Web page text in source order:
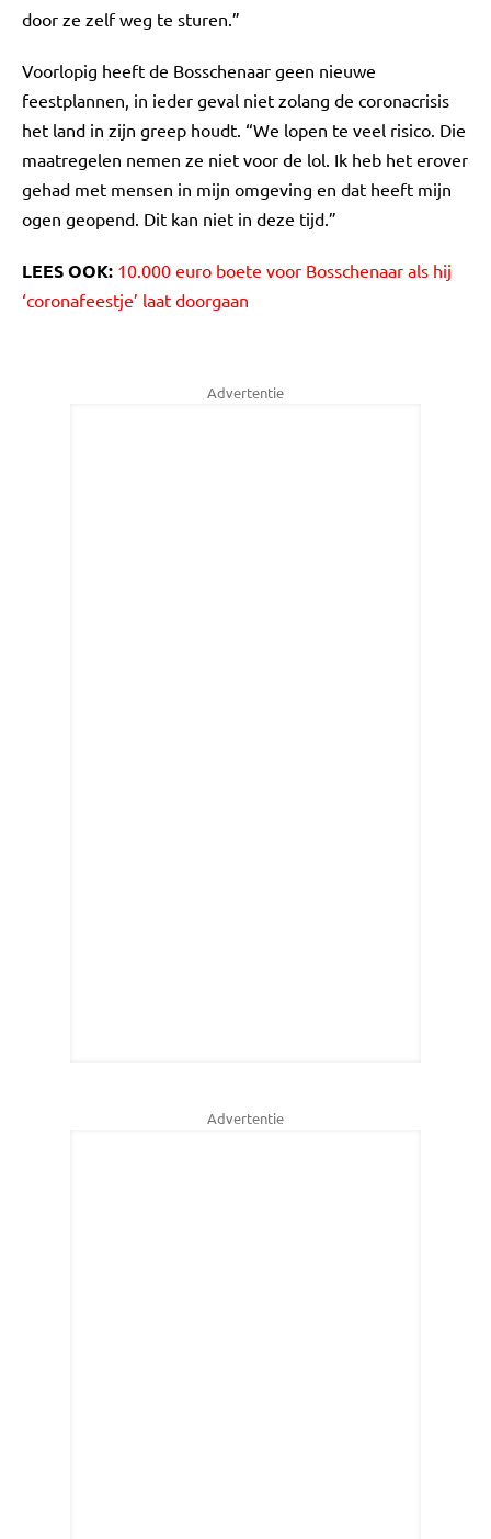
door ze zelf weg te sturen.”
Voorlopig heeft de Bosschenaar geen nieuwe
feestplannen, in ieder geval niet zolang de coronacrisis
het land in zijn greep houdt. “We lopen te veel risico. Die
maatregelen nemen ze niet voor de lol. Ik heb het erover
gehad met mensen in mijn omgeving en dat heeft mijn
ogen geopend. Dit kan niet in deze tijd.”
LEES OOK: 10.000 euro boete voor Bosschenaar als hij
‘coronafeestje’ laat doorgaan
Advertentie
Advertentie